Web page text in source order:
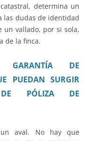
determina un
las dudas de identidad
un vallado, por si sola,
de la finca.
DE
PUEDAN SURGIR
DE PÓLIZA DE
aval. No hay que